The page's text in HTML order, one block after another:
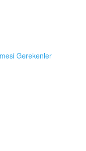
Gerekenler